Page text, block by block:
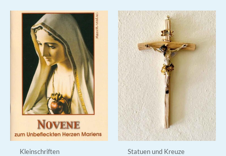
Kleinschriften Statuen und Kreuze